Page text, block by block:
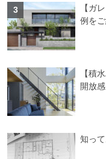
【ガ
例をご
【積
開放
知っ